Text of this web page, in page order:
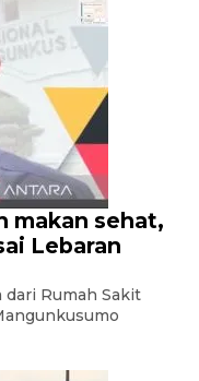
makan sehat,
Lebaran
Rumah Sakit